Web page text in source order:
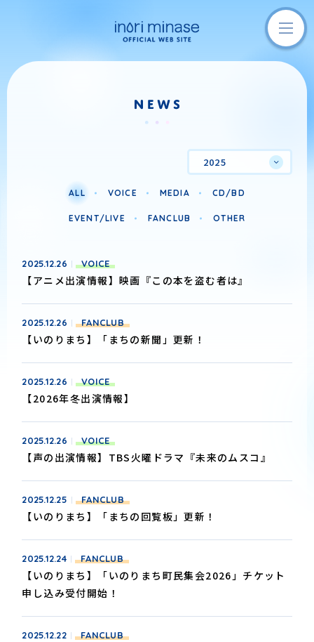
2025
ALL VOICE MEDIA CD/BD
EVENT/LIVE FANCLUB OTHER
2025.12.26 VOICE
【アニメ出演情報】映画『この本を盗む者は』
2025.12.26 FANCLUB
【いのりまち】「まちの新聞」更新！
2025.12.26 VOICE
【2026年冬出演情報】
2025.12.26 VOICE
【声の出演情報】TBS火曜ドラマ『未来のムスコ』
2025.12.25 FANCLUB
【いのりまち】「まちの回覧板」更新！
2025.12.24 FANCLUB
【いのりまち】「いのりまち町民集会2026」チケット
申し込み受付開始！
2025.12.22 FANCLUB